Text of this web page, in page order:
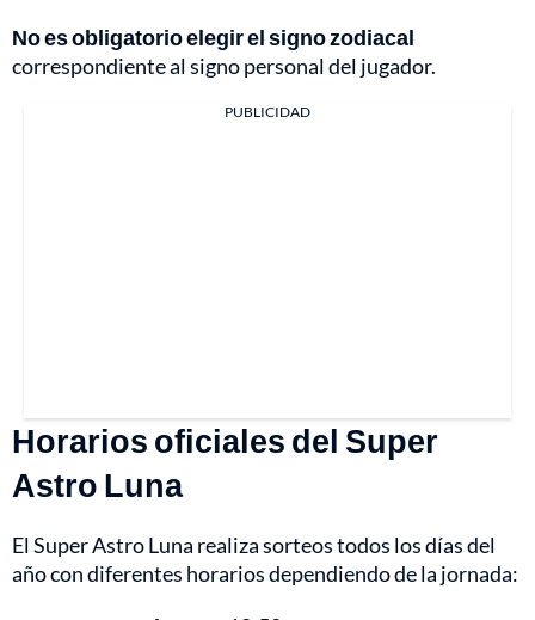
No es obligatorio elegir el signo zodiacal
correspondiente al signo personal del jugador.
PUBLICIDAD
Horarios oficiales del Super
Astro Luna
El Super Astro Luna realiza sorteos todos los días del
año con diferentes horarios dependiendo de la jornada: